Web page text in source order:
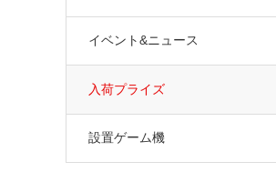
イベント&ニュース
入荷プライズ
設置ゲーム機